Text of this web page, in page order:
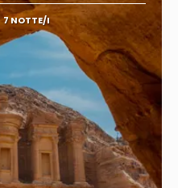
7 NOTTE/I